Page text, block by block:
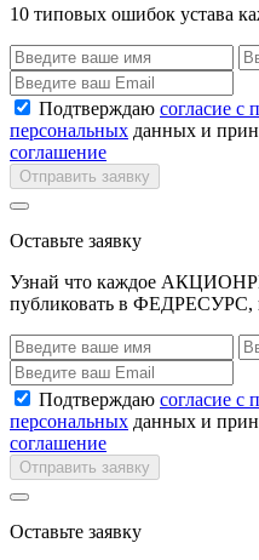
10 типовых ошибок устава
Подтверждаю согласие с
персональных данных и
соглашение
Отправить заявку
Оставьте заявку
Узнай что каждое
публиковать в ФЕДРЕСУРС,
Подтверждаю согласие с
персональных данных и
соглашение
Отправить заявку
Оставьте заявку